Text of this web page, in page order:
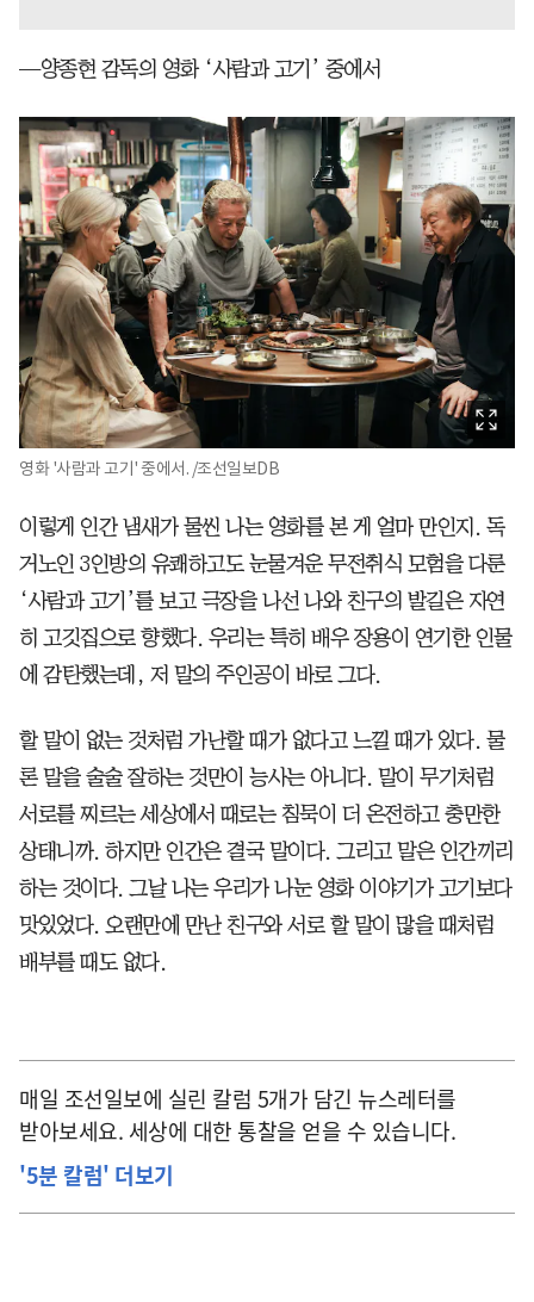
—양종현 감독의 영화 ‘사람과 고기’ 중에서
영화 '사람과 고기' 중에서. /조선일보DB
이렇게 인간 냄새가 물씬 나는 영화를 본 게 얼마 만인지. 독
거노인 3인방의 유쾌하고도 눈물겨운 무전취식 모험을 다룬
‘사람과 고기’를 보고 극장을 나선 나와 친구의 발길은 자연
히 고깃집으로 향했다. 우리는 특히 배우 장용이 연기한 인물
에 감탄했는데, 저 말의 주인공이 바로 그다.
할 말이 없는 것처럼 가난할 때가 없다고 느낄 때가 있다. 물
론 말을 술술 잘하는 것만이 능사는 아니다. 말이 무기처럼
서로를 찌르는 세상에서 때로는 침묵이 더 온전하고 충만한
상태니까. 하지만 인간은 결국 말이다. 그리고 말은 인간끼리
하는 것이다. 그날 나는 우리가 나눈 영화 이야기가 고기보다
맛있었다. 오랜만에 만난 친구와 서로 할 말이 많을 때처럼
배부를 때도 없다.
매일 조선일보에 실린 칼럼 5개가 담긴 뉴스레터를
받아보세요. 세상에 대한 통찰을 얻을 수 있습니다.
'5분 칼럼' 더보기